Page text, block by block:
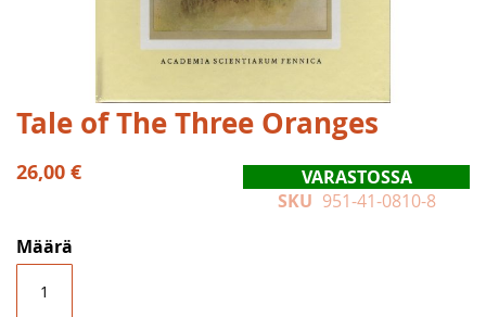
Skip
to
the
beginning
images
gallery
Tale of The Three Oranges
26,00 €
VARASTOSSA
SKU 951-41-0810-8
Määrä